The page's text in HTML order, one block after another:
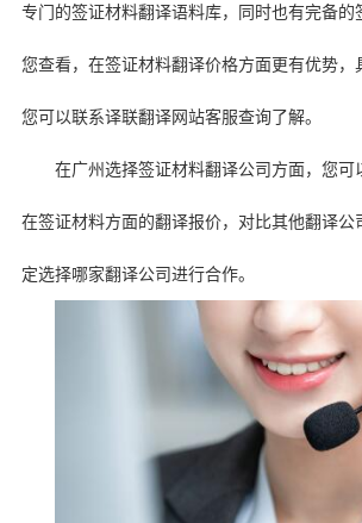
专门的签证材料翻译语料库，同时也有完备的
您查看，在签证材料翻译价格方面更有优势，
您可以联系译联翻译网站客服查询了解。
在广州选择签证材料翻译公司方面，您可
在签证材料方面的翻译报价，对比其他翻译公
定选择哪家翻译公司进行合作。